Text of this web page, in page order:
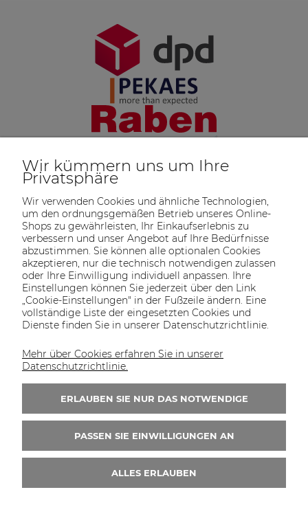
SOLTECH
SHOP
ANGEBOT INFORMATIONEN
KONTAKT
KONTAKT UNS
16:00 Uhr erreichbar.
+49 30 46690082
Wir kümmern uns um Ihre
Privatsphäre
Wir verwenden Cookies und ähnliche Technologien,
um den ordnungsgemäßen Betrieb unseres Online-
Shops zu gewährleisten, Ihr Einkaufserlebnis zu
verbessern und unser Angebot auf Ihre Bedürfnisse
abzustimmen. Sie können alle optionalen Cookies
akzeptieren, nur die technisch notwendigen zulassen
oder Ihre Einwilligung individuell anpassen. Ihre
Einstellungen können Sie jederzeit über den Link
„Cookie-Einstellungen" in der Fußzeile ändern. Eine
vollständige Liste der eingesetzten Cookies und
Dienste finden Sie in unserer Datenschutzrichtlinie.
Mehr über Cookies erfahren Sie in unserer
Datenschutzrichtlinie.
ERLAUBEN SIE NUR DAS NOTWENDIGE
PASSEN SIE EINWILLIGUNGEN AN
ALLES ERLAUBEN